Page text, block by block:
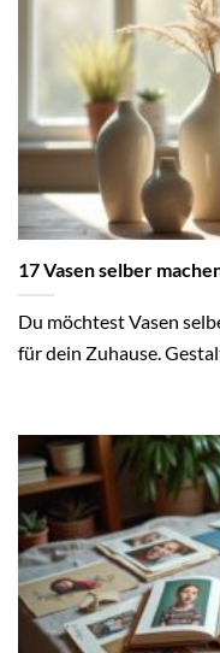
17 Vasen selber
Du möchtest Vasen
für dein Zuhause.